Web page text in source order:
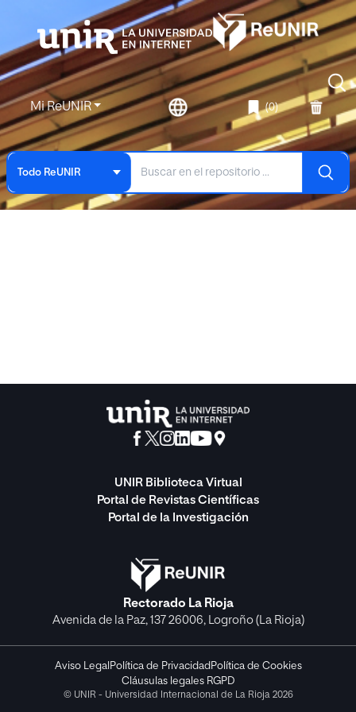
Mi ReUNIR (0)
Todo ReUNIR
UNIR Biblioteca Virtual
Portal de Revistas Científicas
Portal de la Investigación
Rectorado La Rioja
Avenida de la Paz, 137 26006, Logroño (La Rioja)
Aviso Legal Política de Privacidad Política de Cookies
Cláusulas legales RGPD
© UNIR - Universidad Internacional de La Rioja 2026